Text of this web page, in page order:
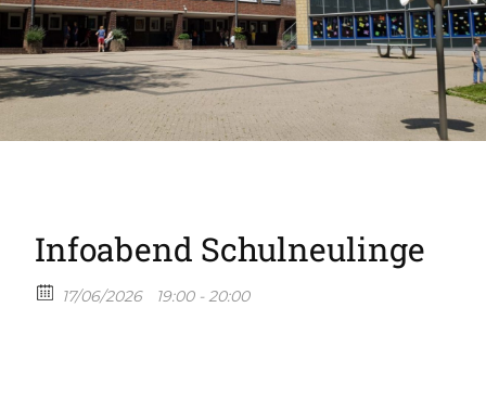
Infoabend Schulneulinge
17/06/2026 19:00 - 20:00